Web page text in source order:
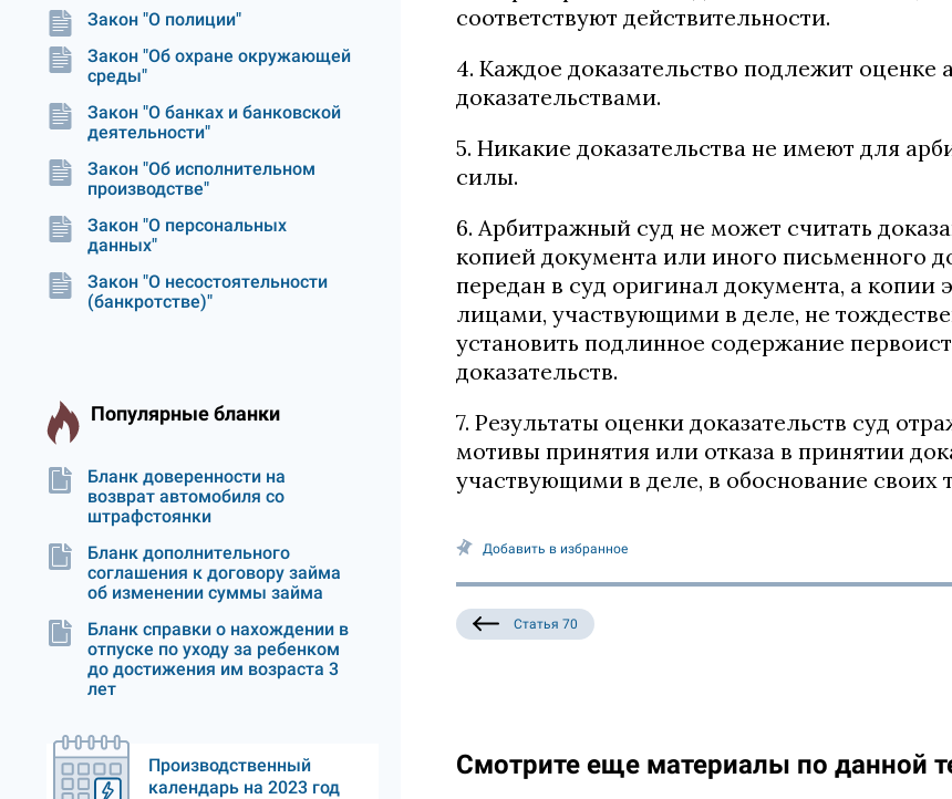
Закон "О полиции"
Закон "Об охране окружающей
среды"
Закон "О банках и банковской
деятельности"
Закон "Об исполнительном
производстве"
Закон "О персональных
данных"
Закон "О несостоятельности
(банкротстве)"
Популярные бланки
Бланк доверенности на
возврат автомобиля со
штрафстоянки
Бланк дополнительного
соглашения к договору займа
об изменении суммы займа
Бланк справки о нахождении в
отпуске по уходу за ребенком
до достижения им возраста 3
лет
Производственный
календарь на 2023 год
соответствуют действительности.
4. Каждое доказательство подлежит
доказательствами.
5. Никакие доказательства не имеют для
силы.
6. Арбитражный суд не может считать
копией документа или иного письменного
передан в суд оригинал документа, а копии
лицами, участвующими в деле, не
установить подлинное содержание
доказательств.
7. Результаты оценки доказательств суд
мотивы принятия или отказа в принятии
участвующими в деле, в обоснование своих
Добавить в избранное
Статья 70
Смотрите еще материалы по данной